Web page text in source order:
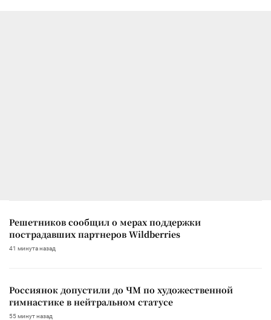
Решетников сообщил о мерах поддержки
пострадавших партнеров Wildberries
41 минута назад
Россиянок допустили до ЧМ по художественной
гимнастике в нейтральном статусе
55 минут назад